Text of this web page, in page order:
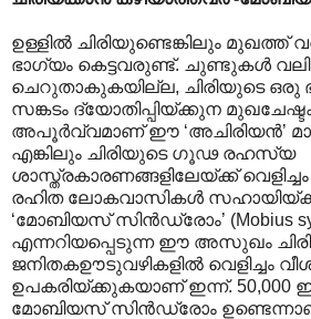
ഉള്ളിൽ ചിരിയുണ്ടെങ്കിലും മുഖത്ത്
ഭാഗ്യം കെട്ടവരുണ്ട്. ചുണ്ടുകൾ
ചെറുതാകുകയില്ല, ചിരിയുടെ ഒരു
സങ്കടം ദ്യോതിപ്പിയ്ക്കുന
അപൂർവ്വമാണ് ഈ ‘അചിരിയൻ’
എങ്കിലും ചിരിയുടെ ഗൂഢ രഹസ്യ
ശാസ്ത്രകാരണങ്ങളിലേയ്ക്ക്
രഹിത ലോകവാസികൾ
‘മോബിയസ് സിൻഡ്രോം’ (Mobius
എന്നറിയപ്പെടുന്ന ഈ അസുഖം
ജനിതകഊടുവഴികളിൽ വെളിച്ചം
ഉപകരിയ്ക്കുകയാണ് ഇന്ന്. 50,000
മോബിയസ് സിൻഡ്രോം